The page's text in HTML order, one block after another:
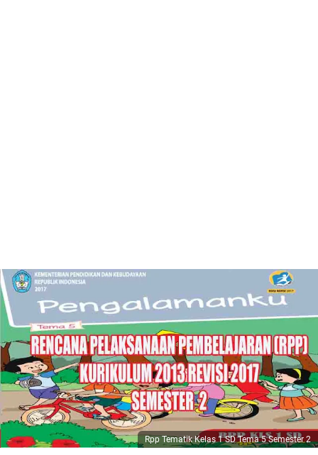
Rpp Tematik Kelas 1 SD Tema 5 Semester 2